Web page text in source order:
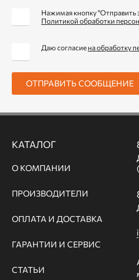
Нажимая кнопку "Отправить
Политикой обработки
Даю согласие на обработку
ОТПРАВИТЬ СООБЩЕНИЕ
КАТАЛОГ
О КОМПАНИИ
ПРОИЗВОДИТЕЛИ
ОПЛАТА И ДОСТАВКА
ГАРАНТИИ И СЕРВИС
СТАТЬИ